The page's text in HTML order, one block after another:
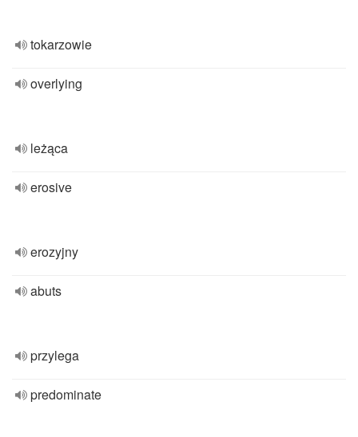
tokarzowie
overlying
leżąca
erosive
erozyjny
abuts
przylega
predominate